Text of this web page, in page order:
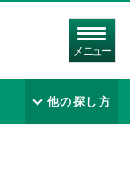
メニュー
他の探し方